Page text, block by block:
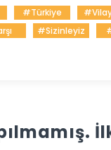
#Türkiye
#Sizinleyiz